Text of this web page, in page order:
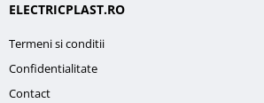
ELECTRICPLAST.RO
Termeni si conditii
Confidentialitate
Contact